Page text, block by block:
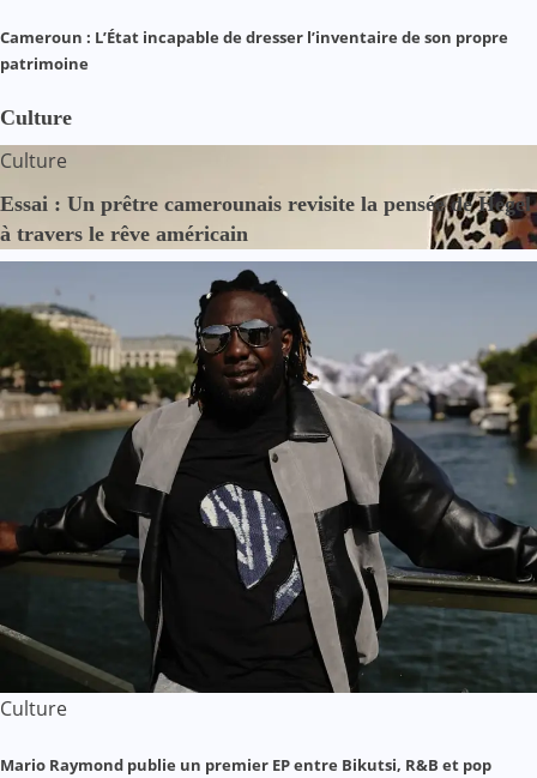
Cameroun : L’État incapable de dresser l’inventaire de son propre
patrimoine
Culture
Culture
Essai : Un prêtre camerounais revisite la pensée de Hegel
à travers le rêve américain
Culture
Mario Raymond publie un premier EP entre Bikutsi, R&B et pop